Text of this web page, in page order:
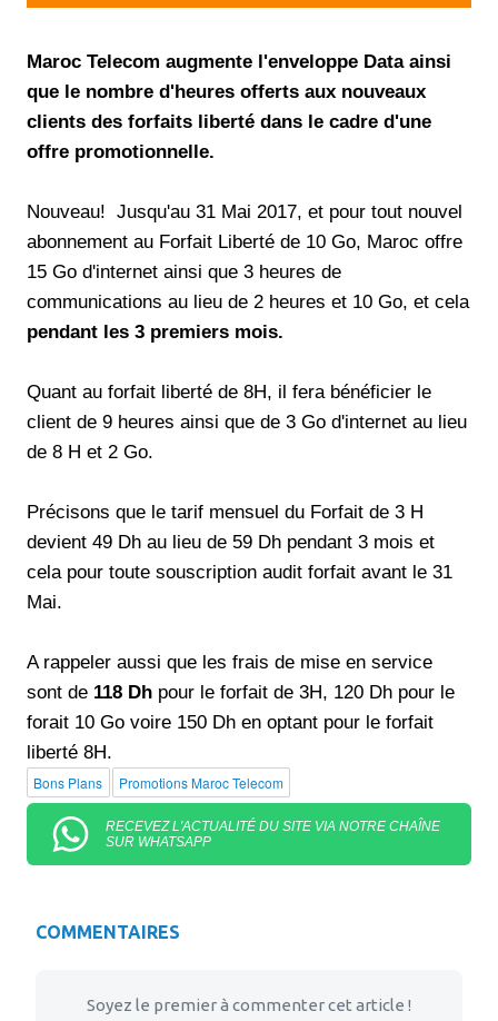
Maroc Telecom augmente l'enveloppe Data ainsi
que le nombre d'heures offerts aux nouveaux
clients des forfaits liberté dans le cadre d'une
offre promotionnelle.
Nouveau! Jusqu'au 31 Mai 2017, et pour tout nouvel
abonnement au Forfait Liberté de 10 Go, Maroc offre
15 Go d'internet ainsi que 3 heures de
communications au lieu de 2 heures et 10 Go, et cela
pendant les 3 premiers mois.
Quant au forfait liberté de 8H, il fera bénéficier le
client de 9 heures ainsi que de 3 Go d'internet au lieu
de 8 H et 2 Go.
Précisons que le tarif mensuel du Forfait de 3 H
devient 49 Dh au lieu de 59 Dh pendant 3 mois et
cela pour toute souscription audit forfait avant le 31
Mai.
A rappeler aussi que les frais de mise en service
sont de 118 Dh pour le forfait de 3H, 120 Dh pour le
forait 10 Go voire 150 Dh en optant pour le forfait
liberté 8H.
Bons Plans Promotions Maroc Telecom
RECEVEZ L'ACTUALITÉ DU SITE VIA NOTRE CHAÎNE
SUR WHATSAPP
COMMENTAIRES
Soyez le premier à commenter cet article !